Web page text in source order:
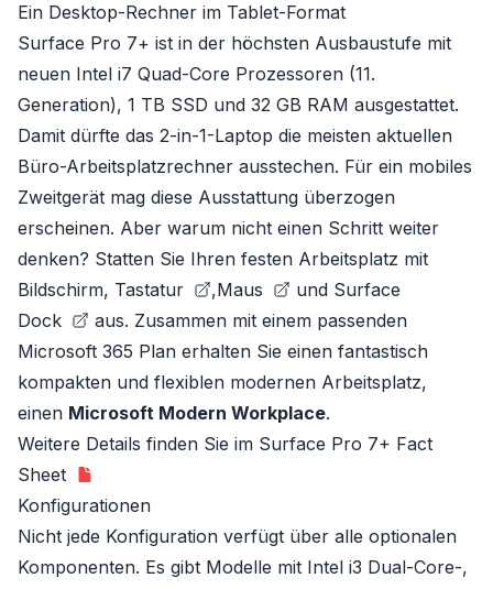
Ein Desktop-Rechner im Tablet-Format
Surface Pro 7+ ist in der höchsten Ausbaustufe mit
neuen Intel i7 Quad-Core Prozessoren (11.
Generation), 1 TB SSD und 32 GB RAM ausgestattet.
Damit dürfte das 2-in-1-Laptop die meisten aktuellen
Büro-Arbeitsplatzrechner ausstechen. Für ein mobiles
Zweitgerät mag diese Ausstattung überzogen
erscheinen. Aber warum nicht einen Schritt weiter
denken? Statten Sie Ihren festen Arbeitsplatz mit
Bildschirm, Tastatur ,Maus und Surface
Dock
aus. Zusammen mit einem passenden
Microsoft 365 Plan erhalten Sie einen fantastisch
kompakten und flexiblen modernen Arbeitsplatz,
einen Microsoft Modern Workplace.
Weitere Details finden Sie im Surface Pro 7+ Fact
Sheet
Konfigurationen
Nicht jede Konfiguration verfügt über alle optionalen
Komponenten. Es gibt Modelle mit Intel i3 Dual-Core-,